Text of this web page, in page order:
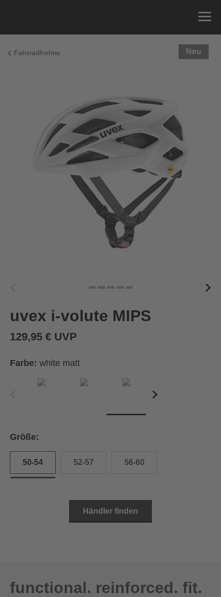
Fahrradhelme Neu
uvex i-volute MIPS
129,95 € UVP
Farbe: white matt
Größe:
50-54 52-57 56-60
Händler finden
functional. reinforced. fit.